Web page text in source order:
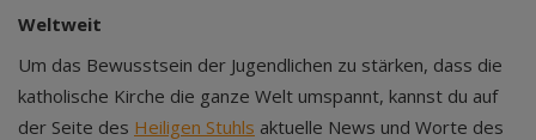
Weltweit
Um das Bewusstsein der Jugendlichen zu stärken, dass die
katholische Kirche die ganze Welt umspannt, kannst du auf
der Seite des Heiligen Stuhls aktuelle News und Worte des